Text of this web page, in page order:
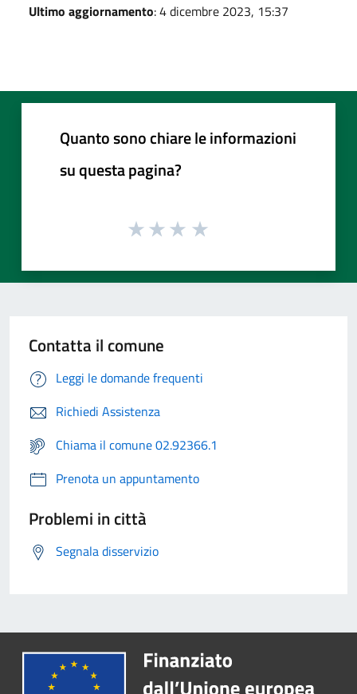
Ultimo aggiornamento: 4 dicembre 2023, 15:37
Quanto sono chiare le informazioni
su questa pagina?
Contatta il comune
Leggi le domande frequenti
Richiedi Assistenza
Chiama il comune 02.92366.1
Prenota un appuntamento
Problemi in città
Segnala disservizio